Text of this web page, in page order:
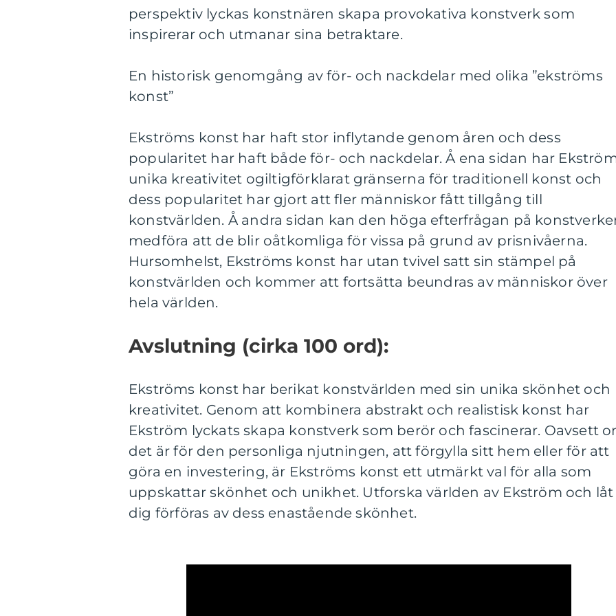
perspektiv lyckas konstnären skapa provokativa konstverk som
inspirerar och utmanar sina betraktare.
En historisk genomgång av för- och nackdelar med olika ”ekströms
konst”
Ekströms konst har haft stor inflytande genom åren och dess
popularitet har haft både för- och nackdelar. Å ena sidan har
unika kreativitet ogiltigförklarat gränserna för traditionell konst och
dess popularitet har gjort att fler människor fått tillgång till
konstvärlden. Å andra sidan kan den höga efterfrågan på
medföra att de blir oåtkomliga för vissa på grund av prisnivåerna.
Hursomhelst, Ekströms konst har utan tvivel satt sin stämpel på
konstvärlden och kommer att fortsätta beundras av människor över
hela världen.
Avslutning (cirka 100 ord):
Ekströms konst har berikat konstvärlden med sin unika skönhet och
kreativitet. Genom att kombinera abstrakt och realistisk konst har
Ekström lyckats skapa konstverk som berör och fascinerar. Oavsett
det är för den personliga njutningen, att förgylla sitt hem eller för att
göra en investering, är Ekströms konst ett utmärkt val för alla som
uppskattar skönhet och unikhet. Utforska världen av Ekström och låt
dig förföras av dess enastående skönhet.